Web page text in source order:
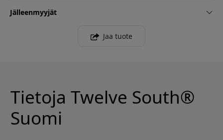
Jälleenmyyjät
Jaa tuote
Tietoja Twelve South®
Suomi